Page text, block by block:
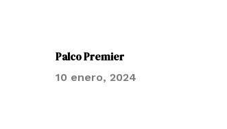
Palco Premier
10 enero, 2024